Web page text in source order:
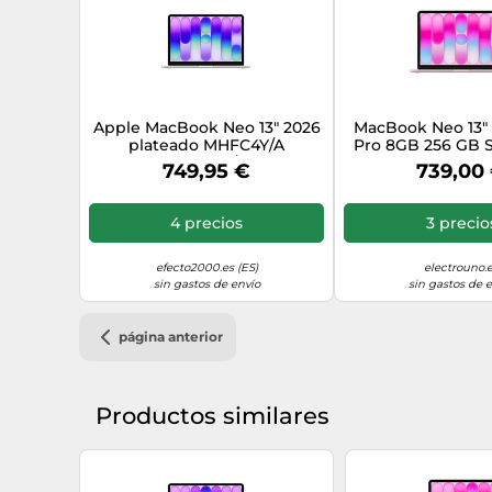
Cámara frontal
Modos de micrófono
Formatos de audio soportados
Micrófono incorporado
número de micrófonos
Número de altavoces incorporados
Gráficos
Ancho de banda de memoria (max)
Apple MacBook Neo 13" 2026
plateado MHFC4Y/A
(MHFC4Y/A)
749,95 €
4 precios
efecto2000.es (ES)
sin gastos de envío
MacBook Neo
Pro 8GB 256 GB
núcleos macOS
739,00
3
sin gastos de
página anterior
Productos similares